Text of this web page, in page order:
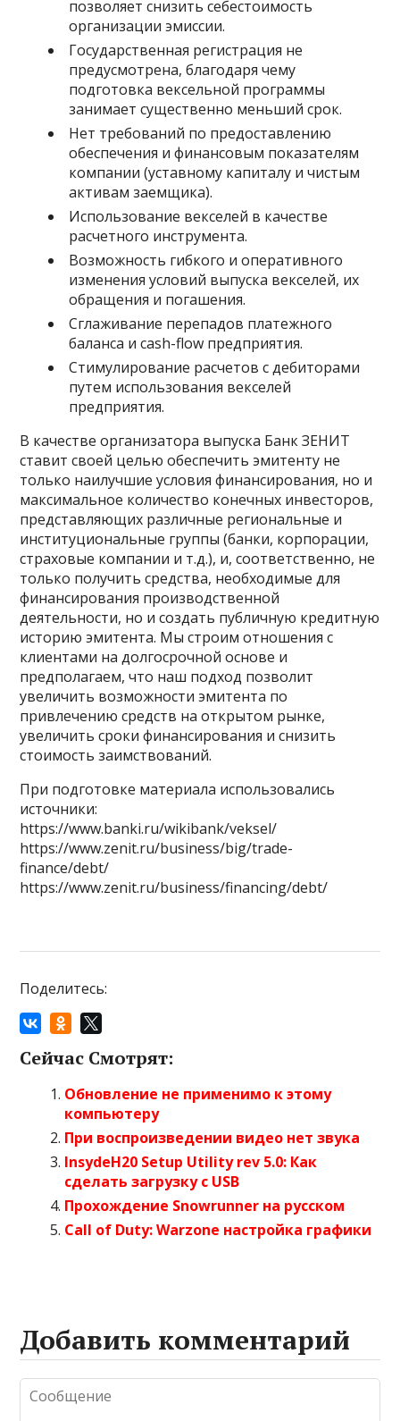
позволяет снизить себестоимость
организации эмиссии.
Государственная регистрация не
предусмотрена, благодаря чему
подготовка вексельной программы
занимает существенно меньший срок.
Нет требований по предоставлению
обеспечения и финансовым показателям
компании (уставному капиталу и чистым
активам заемщика).
Использование векселей в качестве
расчетного инструмента.
Возможность гибкого и оперативного
изменения условий выпуска векселей, их
обращения и погашения.
Сглаживание перепадов платежного
баланса и cash-flow предприятия.
Стимулирование расчетов с дебиторами
путем использования векселей
предприятия.
В качестве организатора выпуска Банк ЗЕНИТ
ставит своей целью обеспечить эмитенту не
только наилучшие условия финансирования, но и
максимальное количество конечных инвесторов,
представляющих различные региональные и
институциональные группы (банки, корпорации,
страховые компании и т.д.), и, соответственно, не
только получить средства, необходимые для
финансирования производственной
деятельности, но и создать публичную кредитную
историю эмитента. Мы строим отношения с
клиентами на долгосрочной основе и
предполагаем, что наш подход позволит
увеличить возможности эмитента по
привлечению средств на открытом рынке,
увеличить сроки финансирования и снизить
стоимость заимствований.
При подготовке материала использовались
источники:
https://www.banki.ru/wikibank/veksel/
https://www.zenit.ru/business/big/trade-
finance/debt/
https://www.zenit.ru/business/financing/debt/
Поделитесь:
Сейчас Смотрят:
Обновление не применимо к этому
компьютеру
При воспроизведении видео нет звука
InsydeH20 Setup Utility rev 5.0: Как
сделать загрузку с USB
Прохождение Snowrunner на русском
Call of Duty: Warzone настройка графики
Добавить комментарий